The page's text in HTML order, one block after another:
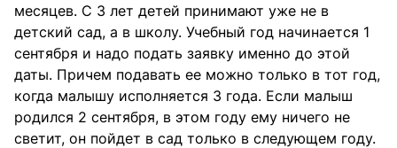
месяцев. С 3 лет детей принимают уже не в
детский сад, а в школу. Учебный год начинается 1
сентября и надо подать заявку именно до этой
даты. Причем подавать ее можно только в тот год,
когда малышу исполняется 3 года. Если малыш
родился 2 сентября, в этом году ему ничего не
светит, он пойдет в сад только в следующем году.